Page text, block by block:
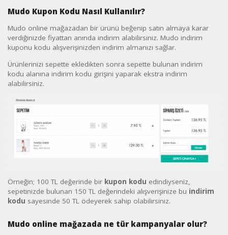
Mudo Kupon Kodu Nasıl Kullanılır?
Mudo online mağazadan bir ürünü beğenip satın almaya karar
verdiğinizde fiyattan anında indirim alabilirsiniz. Mudo indirim
kuponu kodu alışverişinizden indirim almanızı sağlar.
Ürünlerinizi sepette ekledikten sonra sepette bulunan indirim
kodu alanına indirim kodu girişini yaparak ekstra indirim
alabilirsiniz.
Örneğin; 100 TL değerinde bir kupon kodu edindiyseniz,
sepetinizde bulunan 150 TL değerindeki alışverişinize bu indirim
kodu sayesinde 50 TL ödeyerek sahip olabilirsiniz.
Mudo online mağazada ne tür kampanyalar olur?